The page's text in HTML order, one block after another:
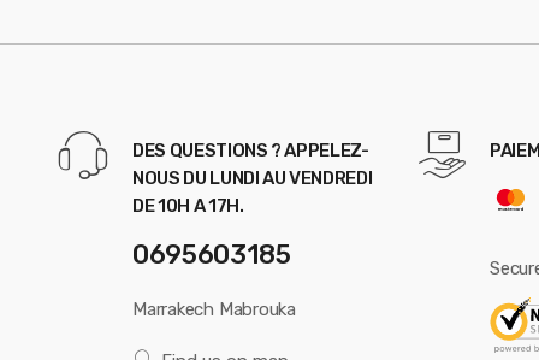
DES QUESTIONS ? APPELEZ-
NOUS DU LUNDI AU VENDREDI
DE 10H A 17H.
0695603185
Marrakech Mabrouka